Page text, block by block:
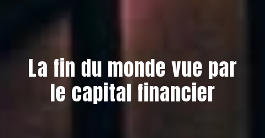
La fin du monde vue par
le capital financier